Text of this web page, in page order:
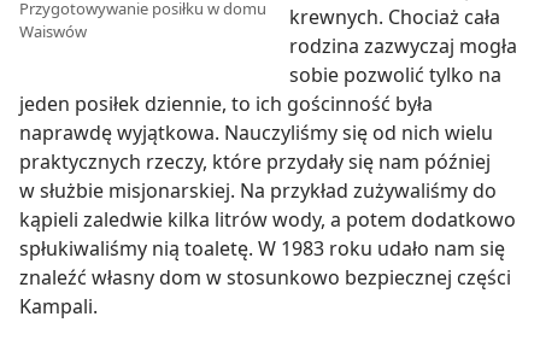
Przygotowywanie posiłku w domu
Waiswów
krewnych. Chociaż cała
rodzina zazwyczaj mogła
sobie pozwolić tylko na
jeden posiłek dziennie, to ich gościnność była
naprawdę wyjątkowa. Nauczyliśmy się od nich wielu
praktycznych rzeczy, które przydały się nam później
w służbie misjonarskiej. Na przykład zużywaliśmy do
kąpieli zaledwie kilka litrów wody, a potem dodatkowo
spłukiwaliśmy nią toaletę. W 1983 roku udało nam się
znaleźć własny dom w stosunkowo bezpiecznej części
Kampali.